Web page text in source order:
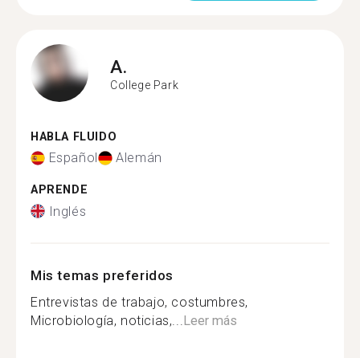
A.
College Park
HABLA FLUIDO
Español Alemán
APRENDE
Inglés
Mis temas preferidos
Entrevistas de trabajo, costumbres,
Microbiología, noticias,... Leer más